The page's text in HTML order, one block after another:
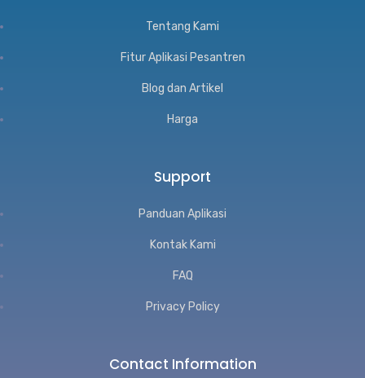
Tentang Kami
Fitur Aplikasi Pesantren
Blog dan Artikel
Harga
Support
Panduan Aplikasi
Kontak Kami
FAQ
Privacy Policy
Contact Information